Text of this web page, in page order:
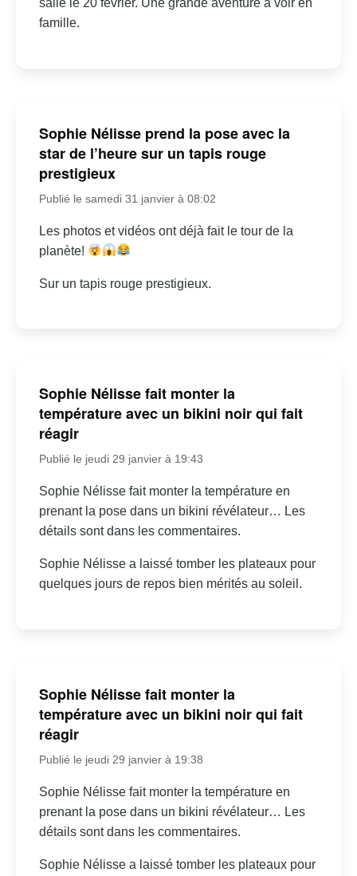
salle le 20 février. Une grande aventure à voir en
famille.
Sophie Nélisse prend la pose avec la
star de l’heure sur un tapis rouge
prestigieux
Publié le samedi 31 janvier à 08:02
Les photos et vidéos ont déjà fait le tour de la
planète!
Sur un tapis rouge prestigieux.
Sophie Nélisse fait monter la
température avec un bikini noir qui fait
réagir
Publié le jeudi 29 janvier à 19:43
Sophie Nélisse fait monter la température en
prenant la pose dans un bikini révélateur… Les
détails sont dans les commentaires.
Sophie Nélisse a laissé tomber les plateaux pour
quelques jours de repos bien mérités au soleil.
Sophie Nélisse fait monter la
température avec un bikini noir qui fait
réagir
Publié le jeudi 29 janvier à 19:38
Sophie Nélisse fait monter la température en
prenant la pose dans un bikini révélateur… Les
détails sont dans les commentaires.
Sophie Nélisse a laissé tomber les plateaux pour